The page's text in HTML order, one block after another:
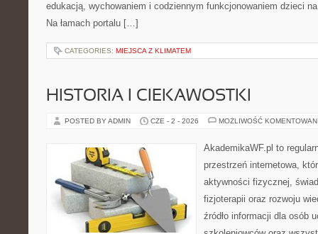
edukacją, wychowaniem i codziennym funkcjonowaniem dzieci
Na łamach portalu […]
CATEGORIES: MIEJSCA Z KLIMATEM
HISTORIA I CIEKAWOSTKI
POSTED BY ADMIN CZE - 2 - 2026 MOŻLIWOŚĆ
AkademikaWF.pl to
przestrzeń internetowa,
aktywności fizycznej,
fizjoterapii oraz rozwoju
źródło informacji dla osób